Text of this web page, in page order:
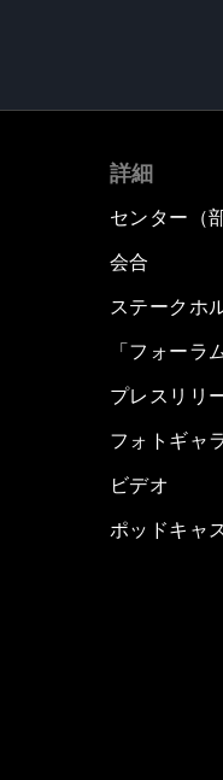
詳細
センター（
会合
ステークホ
「フォーラ
プレスリリ
フォトギャ
ビデオ
ポッドキャ